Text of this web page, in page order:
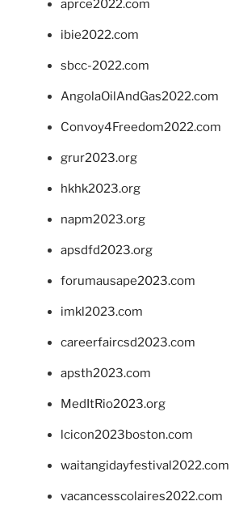
aprce2022.com
ibie2022.com
sbcc-2022.com
AngolaOilAndGas2022.com
Convoy4Freedom2022.com
grur2023.org
hkhk2023.org
napm2023.org
apsdfd2023.org
forumausape2023.com
imkl2023.com
careerfaircsd2023.com
apsth2023.com
MedItRio2023.org
lcicon2023boston.com
waitangidayfestival2022.com
vacancesscolaires2022.com